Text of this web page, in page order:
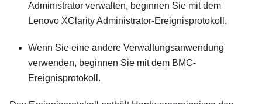
Administrator verwalten, beginnen Sie mit dem
Lenovo XClarity Administrator-Ereignisprotokoll.
Wenn Sie eine andere Verwaltungsanwendung
verwenden, beginnen Sie mit dem BMC-
Ereignisprotokoll.